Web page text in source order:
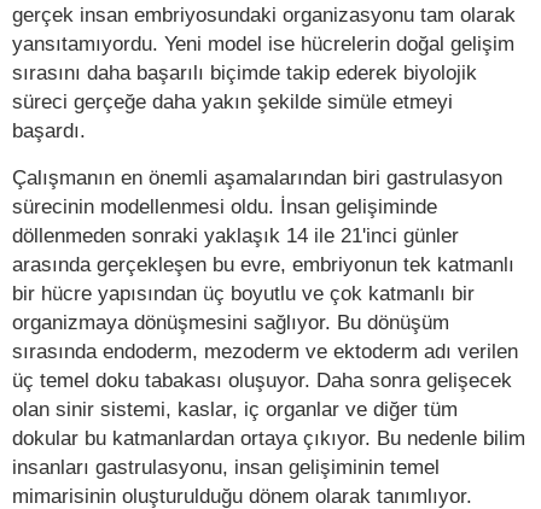
gerçek insan embriyosundaki organizasyonu tam olarak
yansıtamıyordu. Yeni model ise hücrelerin doğal gelişim
sırasını daha başarılı biçimde takip ederek biyolojik
süreci gerçeğe daha yakın şekilde simüle etmeyi
başardı.
Çalışmanın en önemli aşamalarından biri gastrulasyon
sürecinin modellenmesi oldu. İnsan gelişiminde
döllenmeden sonraki yaklaşık 14 ile 21'inci günler
arasında gerçekleşen bu evre, embriyonun tek katmanlı
bir hücre yapısından üç boyutlu ve çok katmanlı bir
organizmaya dönüşmesini sağlıyor. Bu dönüşüm
sırasında endoderm, mezoderm ve ektoderm adı verilen
üç temel doku tabakası oluşuyor. Daha sonra gelişecek
olan sinir sistemi, kaslar, iç organlar ve diğer tüm
dokular bu katmanlardan ortaya çıkıyor. Bu nedenle bilim
insanları gastrulasyonu, insan gelişiminin temel
mimarisinin oluşturulduğu dönem olarak tanımlıyor.